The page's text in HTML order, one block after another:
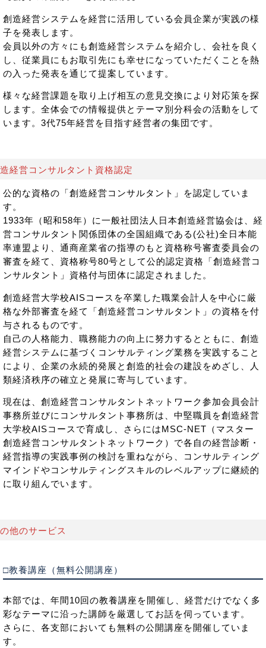
創造経営システムを経営に活用している会員企業が実践の様
子を発表します。
会員以外の方々にも創造経営システムを紹介し、会社を良く
し、従業員にもお取引先にも幸せになっていただくことを熱
の入った発表を通じて提案しています。
様々な経営課題を取り上げ相互の意見交換により対応策を探
します。全体会での情報提供とテーマ別分科会の活動をして
います。3代75年経営を目指す経営者の集団です。
経営コンサルタント資格認定
公的な資格の「創造経営コンサルタント」を認定していま
す。
1933年（昭和58年）に一般社団法人日本創造経営協会は、経
営コンサルタント関係団体の全国組織である(公社)全日本能
率連盟より、通商産業省の指導のもと資格称号審査委員会の
審査を経て、資格称号80号として公的認定資格「創造経営コ
ンサルタント」資格付与団体に認定されました。
創造経営大学校AISコースを卒業した職業会計人を中心に厳
格な外部審査を経て「創造経営コンサルタント」の資格を付
与されるものです。
自己の人格能力、職務能力の向上に努力するとともに、創造
経営システムに基づくコンサルティング業務を実践すること
により、企業の永続的発展と創造的社会の建設をめざし、人
類経済秩序の確立と発展に寄与しています。
現在は、創造経営コンサルタントネットワーク参加会員会計
事務所並びにコンサルタント事務所は、中堅職員を創造経営
大学校AISコースで育成し、さらにはMSC-NET（マスター
創造経営コンサルタントネットワーク）で各自の経営診断・
経営指導の実践事例の検討を重ねながら、コンサルティング
マインドやコンサルティングスキルのレベルアップに継続的
に取り組んでいます。
他のサービス
□教養講座（無料公開講座）
本部では、年間10回の教養講座を開催し、経営だけでなく多
彩なテーマに沿った講師を厳選してお話を伺っています。
さらに、各支部においても無料の公開講座を開催していま
す。